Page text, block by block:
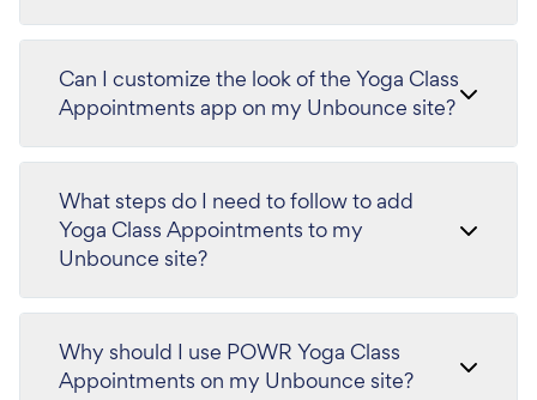
Can I customize the look of the Yoga Class
Appointments app on my Unbounce site?
What steps do I need to follow to add
Yoga Class Appointments to my
Unbounce site?
Why should I use POWR Yoga Class
Appointments on my Unbounce site?